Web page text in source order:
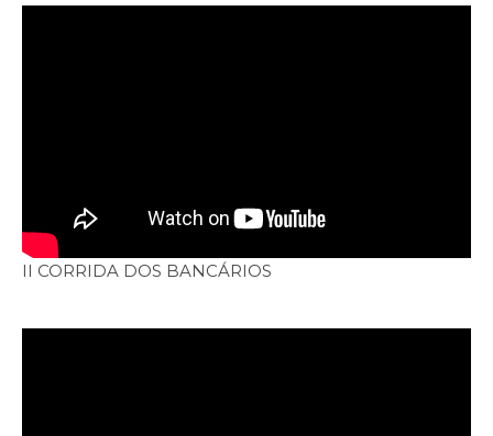
II CORRIDA DOS BANCÁRIOS